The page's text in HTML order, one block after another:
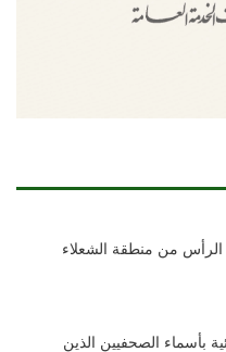
الرأس من منطقة الشعلاء
بأسماء الصحفيين الذين